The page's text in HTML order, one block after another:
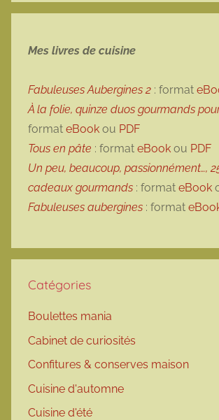
Mes livres de cuisine
Fabuleuses Aubergines 2 : format
À la folie, quinze duos gourmands
format eBook ou PDF
Tous en pâte : format eBook ou PDF
Un peu, beaucoup, passionnément…,
cadeaux gourmands : format eBook
Fabuleuses aubergines : format
Catégories
Boulettes mania
Cabinet de curiosités
Confitures & conserves maison
Cuisine d'automne
Cuisine d'été